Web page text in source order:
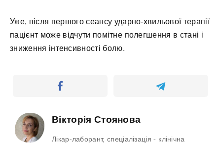
Уже, після першого сеансу ударно-хвильової терапії
пацієнт може відчути помітне полегшення в стані і
зниження інтенсивності болю.
Вікторія Стоянова
Лікар-лаборант, спеціалізація - клінічна